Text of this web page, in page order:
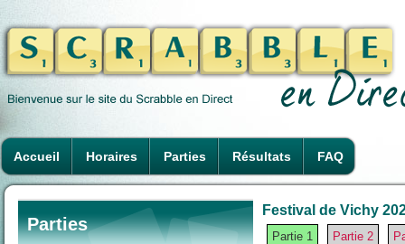
Accueil Horaires Parties Résultats FAQ
Parties
Festival de Vichy
Partie 1 Partie 2